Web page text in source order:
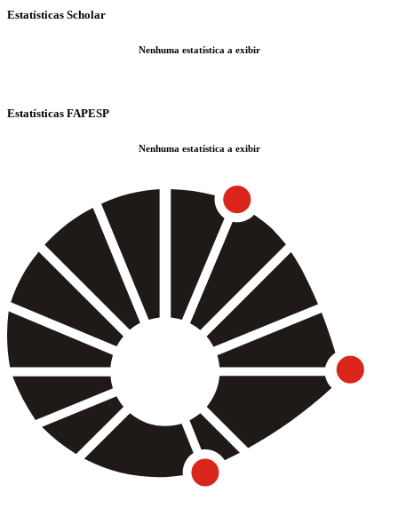
Estatísticas Scholar
Nenhuma estatística a exibir
Estatísticas FAPESP
Nenhuma estatística a exibir